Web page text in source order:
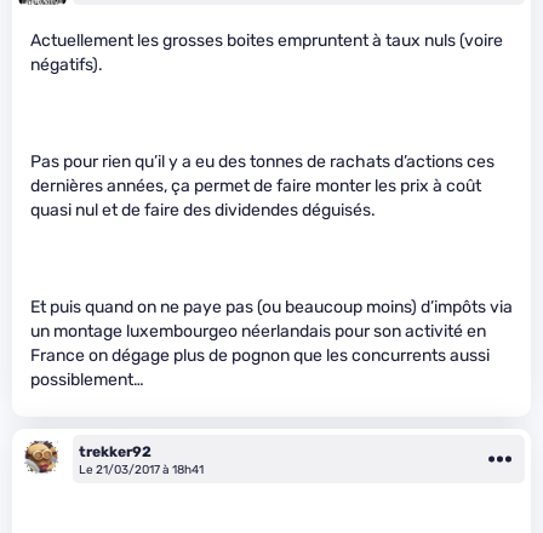
Actuellement les grosses boites empruntent à taux nuls (voire
négatifs).
Pas pour rien qu’il y a eu des tonnes de rachats d’actions ces
dernières années, ça permet de faire monter les prix à coût
quasi nul et de faire des dividendes déguisés.
Et puis quand on ne paye pas (ou beaucoup moins) d’impôts via
un montage luxembourgeo néerlandais pour son activité en
France on dégage plus de pognon que les concurrents aussi
possiblement…
trekker92
Le 21/03/2017 à 18h41